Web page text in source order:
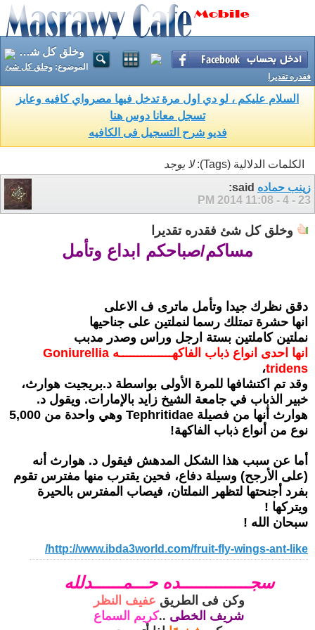
وخلق كل شئ فقدره تقديرا
الموضوع: وخلق كل شئ
فقدره تقديرا
السلام عليكم ، لو دي اول مرة تدخل فيها مصرواي كافيه وعايز
تسجل معانا دوس هنا
فديو شرح التسجيل فى الكافيه
الكلمات الدلالية (Tags):
لا يوجد
زينب حماده
23 - 4 - 2014
11:08 PM
وخلق كل شئ فقدره تقديرا
مساكم/صباحكم ابداع وتأمل
دقق نظرك جيدا وتأمل ماترى ف الاعلى
انها حشرة تمتلك رسما لنملتين على جناحيها
نملتين كاملتين بستة ارجل وراس وصدر مدبب
انها احدى انواع ذباب الفاكهـــــــــــــــه Goniurellia
tridens،
وقد تم اكتشافها للمرة الأولى بواسطة د.بريجيت هوارث،
خبير الذباب في جامعة الشيخ زايد بالإمارات. ويقول د.
هوارث أنها من فصيلة Tephritidae وهي واحدة من 5,000
نوع من أنواع ذباب الفاكهة!
أما عن سبب هذا الشكل المدهش فيقول د. هوارث أنه
(على الأرجح) وسيلة دفاع، فحين يقترب منها مفترس تقوم
بفرد أجنحتها لتظهر النملتان، فيصاب المفترس بالحيرة
ويتركها !
سبحان الله !
http://www.ibda3world.com/fruit-fly-wings-ant-like/
سجــــــــــــــده حـــمــــــدلله
وكن فى الطريق عفيف النظر
شريف الخطى .
.كريم السماع